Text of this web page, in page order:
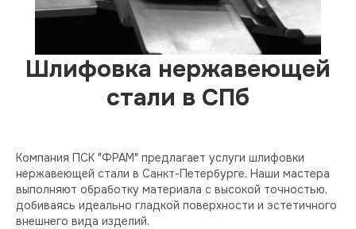
Шлифовка нержавеющей
стали в СПб
Компания ПСК "ФРАМ" предлагает услуги шлифовки
нержавеющей стали в Санкт-Петербурге. Наши мастера
выполняют обработку материала с высокой точностью,
добиваясь идеально гладкой поверхности и эстетичного
внешнего вида изделий.